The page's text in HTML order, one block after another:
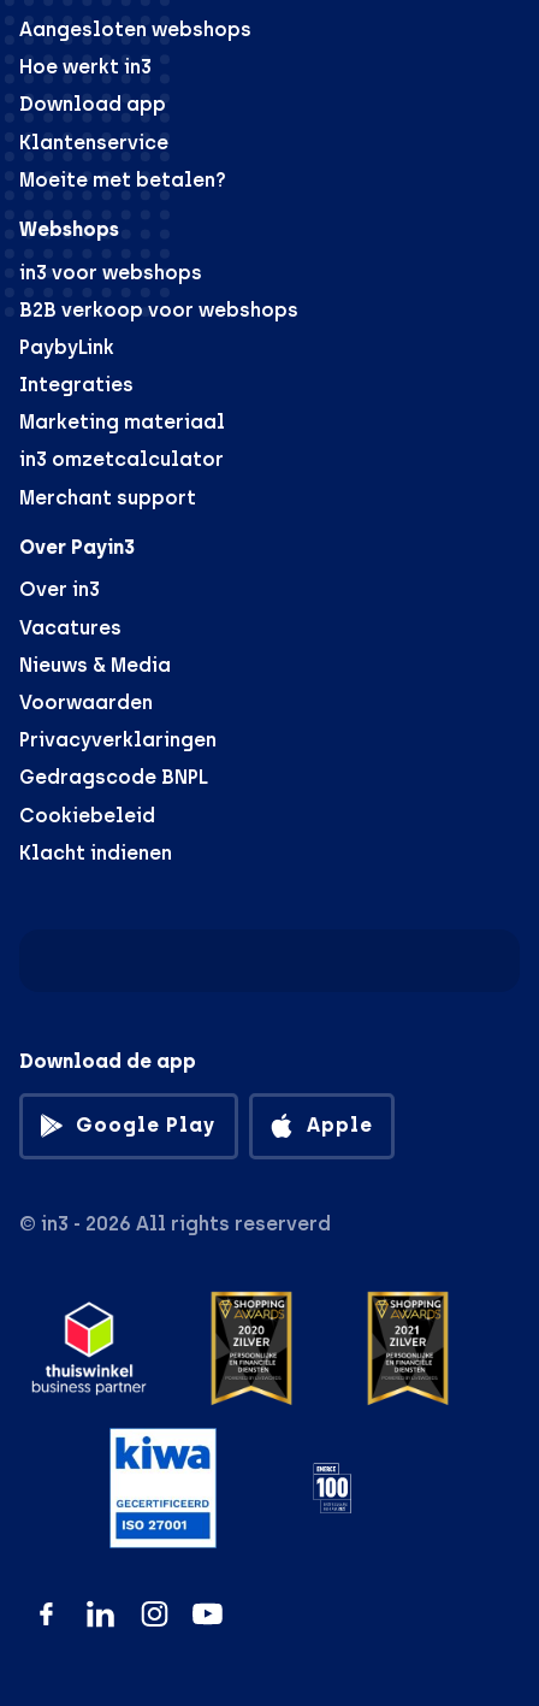
Aangesloten webshops
Hoe werkt in3
Download app
Klantenservice
Moeite met betalen?
Webshops
in3 voor webshops
B2B verkoop voor webshops
PaybyLink
Integraties
Marketing materiaal
in3 omzetcalculator
Merchant support
Over Payin3
Over in3
Vacatures
Nieuws & Media
Voorwaarden
Privacyverklaringen
Gedragscode BNPL
Cookiebeleid
Klacht indienen
Download de app
Google Play Apple
© in3 - 2026 All rights reserverd